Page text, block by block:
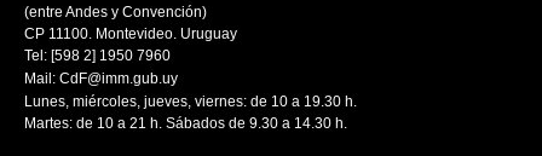
(entre Andes y Convención)
CP 11100. Montevideo. Uruguay
Tel: [598 2] 1950 7960
Mail: CdF@imm.gub.uy
Lunes, miércoles, jueves, viernes: de 10 a 19.30 h.
Martes: de 10 a 21 h. Sábados de 9.30 a 14.30 h.